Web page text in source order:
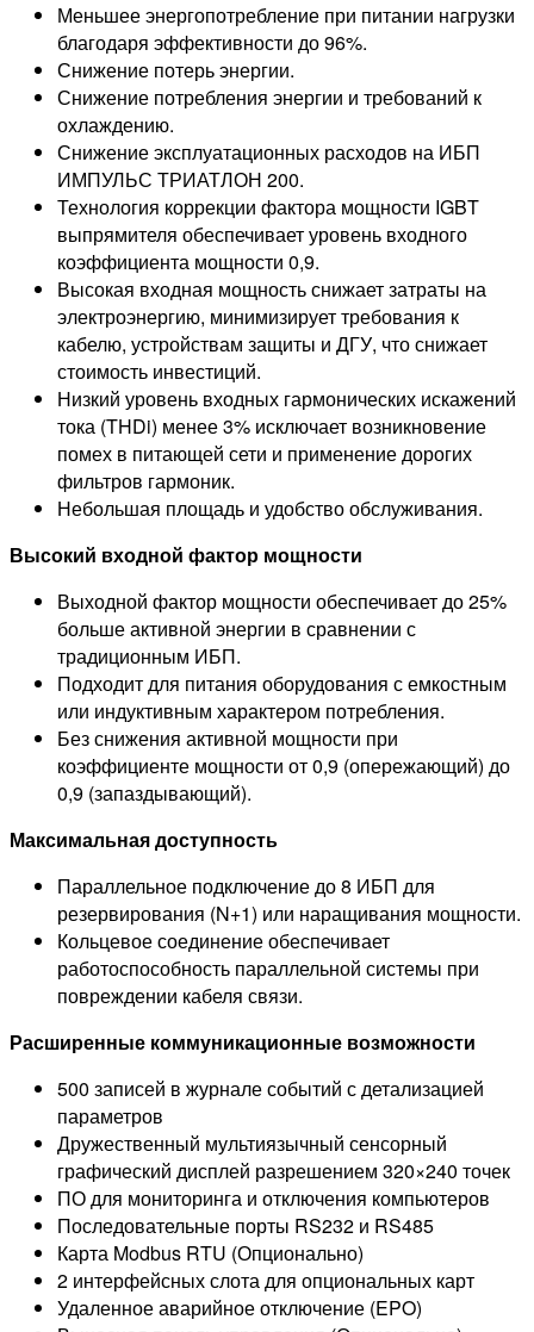
Меньшее энергопотребление при питании нагрузки
благодаря эффективности до 96%.
Снижение потерь энергии.
Снижение потребления энергии и требований к
охлаждению.
Снижение эксплуатационных расходов на ИБП
ИМПУЛЬС ТРИАТЛОН 200.
Технология коррекции фактора мощности IGBT
выпрямителя обеспечивает уровень входного
коэффициента мощности 0,9.
Высокая входная мощность снижает затраты на
электроэнергию, минимизирует требования к
кабелю, устройствам защиты и ДГУ, что снижает
стоимость инвестиций.
Низкий уровень входных гармонических искажений
тока (THDi) менее 3% исключает возникновение
помех в питающей сети и применение дорогих
фильтров гармоник.
Небольшая площадь и удобство обслуживания.
Высокий входной фактор мощности
Выходной фактор мощности обеспечивает до 25%
больше активной энергии в сравнении с
традиционным ИБП.
Подходит для питания оборудования с емкостным
или индуктивным характером потребления.
Без снижения активной мощности при
коэффициенте мощности от 0,9 (опережающий) до
0,9 (запаздывающий).
Максимальная доступность
Параллельное подключение до 8 ИБП для
резервирования (N+1) или наращивания мощности.
Кольцевое соединение обеспечивает
работоспособность параллельной системы при
повреждении кабеля связи.
Расширенные коммуникационные возможности
500 записей в журнале событий с детализацией
параметров
Дружественный мультиязычный сенсорный
графический дисплей разрешением 320×240 точек
ПО для мониторинга и отключения компьютеров
Последовательные порты RS232 и RS485
Карта Modbus RTU (Опционально)
2 интерфейсных слота для опциональных карт
Удаленное аварийное отключение (EPO)